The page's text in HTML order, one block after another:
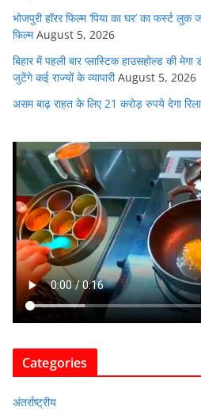
भोजपुरी हॉरर फिल्म ‘पिया का घर’ का फर्स्ट लुक
फिल्म August 5, 2026
बिहार में पहली बार प्लास्टिक हाउसहोल्ड की
जुटेंगे कई राज्यों के व्यापारी August 5, 2026
असम बाढ़ राहत के लिए 21 करोड़ रुपये देगा
Categories
अंतर्राष्ट्रीय